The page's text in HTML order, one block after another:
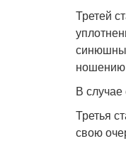
Третей
ношению
В случае
Третья
свою